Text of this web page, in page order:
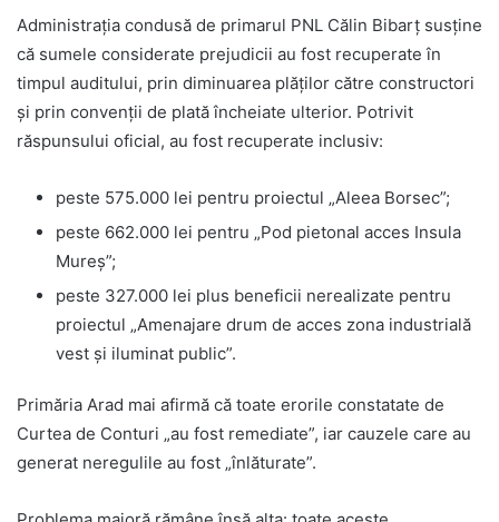
Administrația condusă de primarul PNL Călin Bibarț susține
că sumele considerate prejudicii au fost recuperate în
timpul auditului, prin diminuarea plăților către constructori
și prin convenții de plată încheiate ulterior. Potrivit
răspunsului oficial, au fost recuperate inclusiv:
peste 575.000 lei pentru proiectul „Aleea Borsec”;
peste 662.000 lei pentru „Pod pietonal acces Insula
Mureș”;
peste 327.000 lei plus beneficii nerealizate pentru
proiectul „Amenajare drum de acces zona industrială
vest și iluminat public”.
Primăria Arad mai afirmă că toate erorile constatate de
Curtea de Conturi „au fost remediate”, iar cauzele care au
generat neregulile au fost „înlăturate”.